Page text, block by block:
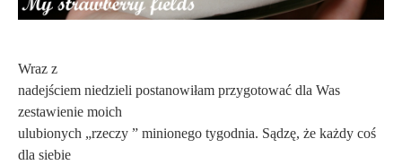
Wraz z
nadejściem niedzieli postanowiłam przygotować dla Was
zestawienie moich
ulubionych „rzeczy ” minionego tygodnia. Sądzę, że każdy coś
dla siebie